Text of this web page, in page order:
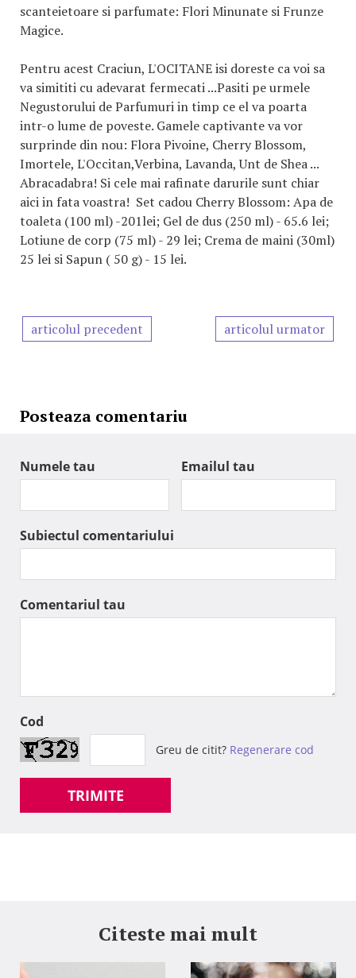
scanteietoare si parfumate: Flori Minunate si Frunze
Magice.
Pentru acest Craciun, L'OCITANE isi doreste ca voi sa
va simititi cu adevarat fermecati ...Pasiti pe urmele
Negustorului de Parfumuri in timp ce el va poarta
intr-o lume de poveste. Gamele captivante va vor
surprinde din nou: Flora Pivoine, Cherry Blossom,
Imortele, L'Occitan,Verbina, Lavanda, Unt de Shea ...
Abracadabra! Si cele mai rafinate darurile sunt chiar
aici in fata voastra! Set cadou Cherry Blossom: Apa de
toaleta (100 ml) -201lei; Gel de dus (250 ml) - 65.6 lei;
Lotiune de corp (75 ml) - 29 lei; Crema de maini (30ml)
25 lei si Sapun ( 50 g) - 15 lei.
articolul precedent articolul urmator
Posteaza comentariu
Numele tau Emailul tau
Subiectul comentariului
Comentariul tau
Cod
Greu de citit? Regenerare cod
TRIMITE
Citeste mai mult